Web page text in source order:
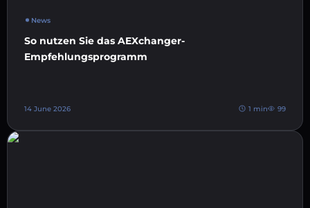
News
So nutzen Sie das AEXchanger-
Empfehlungsprogramm
14 June 2026 1 min 99